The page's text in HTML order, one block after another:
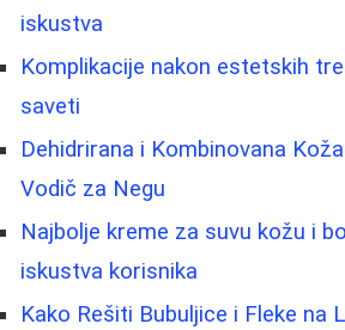
iskustva
Komplikacije nakon estetskih
saveti
Dehidrirana i Kombinovana
Vodič za Negu
Najbolje kreme za suvu kožu i
iskustva korisnika
Kako Rešiti Bubuljice i Fleke na